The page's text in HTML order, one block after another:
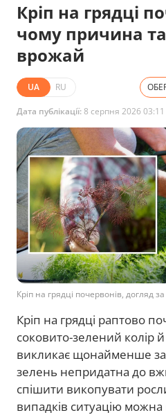
Кріп на грядці
чому причина
врожай
UA RU
Дата публікації:8 серпня 2026 03:11
Кріп на грядці почервонів, догляд
Кріп на грядці раптово
соковито-зелений колір
викликає щонайменше
зелень непридатна до
спішити викопувати
випадків ситуацію можна